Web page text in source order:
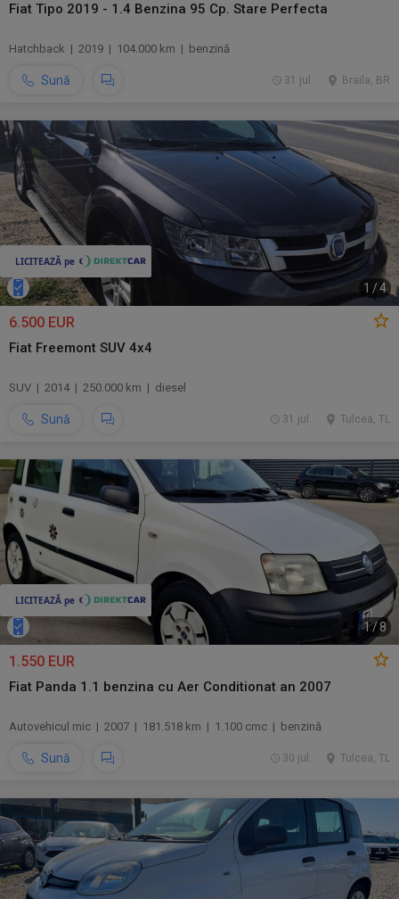
Fiat Tipo 2019 - 1.4 Benzina 95 Cp. Stare Perfecta
Hatchback | 2019 | 104.000 km | benzină
Sună Braila, BR
31 jul.
1 /4
6.500 EUR
Fiat Freemont SUV 4x4
SUV | 2014 | 250.000 km | diesel
Sună Tulcea, TL
31 jul.
1/8
1.550 EUR
Fiat Panda 1.1 benzina cu Aer Conditionat an 2007
Autovehicul mic | 2007 | 181.518 km | 1.100 cmc | benzină
Sună Tulcea, TL
30 jul.